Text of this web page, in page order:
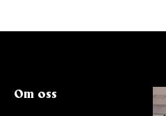
Om oss